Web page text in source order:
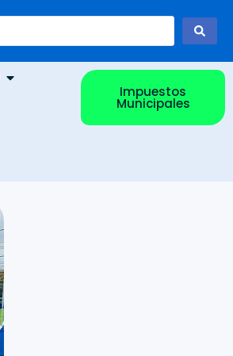
Impuestos
Municipales